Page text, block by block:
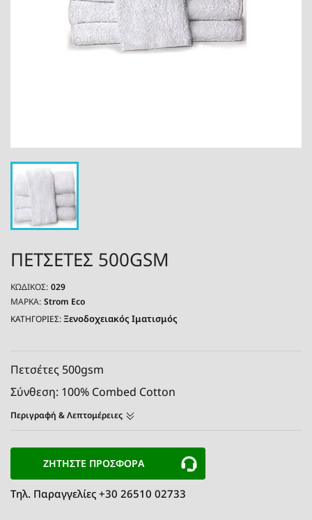
ΠΕΤΣΕΤΕΣ 500GSM
ΚΩΔΙΚΌΣ: 029
ΜΆΡΚΑ: Strom Eco
ΚΑΤΗΓΟΡΙΕΣ:Ξενοδοχειακός Ιματισμός
Πετσέτες 500gsm
Σύνθεση: 100% Combed Cotton
Περιγραφή & Λεπτομέρειες
ΖΗΤΗΣΤΕ ΠΡΟΣΦΟΡΑ
Τηλ. Παραγγελίες +30 26510 02733